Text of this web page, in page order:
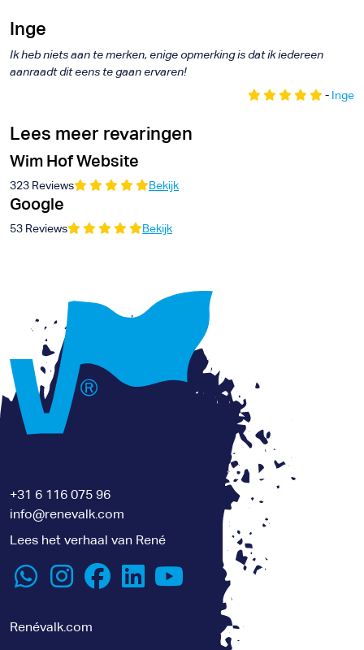
Inge
Ik heb niets aan te merken, enige opmerking is dat ik iedereen
aanraadt dit eens te gaan ervaren!
- Inge
Lees meer revaringen
Wim Hof Website
323 Reviews Bekijk
Google
53 Reviews Bekijk
+31 6 116 075 96
info@renevalk.com
Lees het verhaal van René
Renévalk.com